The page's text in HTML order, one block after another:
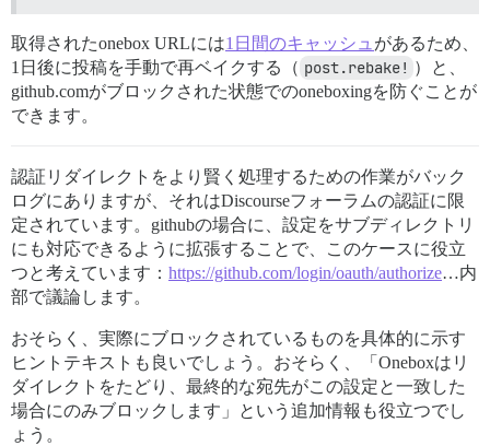
取得されたonebox URLには1日間のキャッシュ があるため、
1日後に投稿を手動で再ベイクする（ post.rebake! ）と、
github.comがブロックされた状態でのoneboxingを防ぐことが
できます。
認証リダイレクトをより賢く処理するための作業がバック
ログにありますが、それはDiscourseフォーラムの認証に限
定されています。githubの場合に、設定をサブディレクトリ
にも対応できるように拡張することで、このケースに役立
つと考えています： https://github.com/login/oauth/authorize…内
部で議論します。
おそらく、実際にブロックされているものを具体的に示す
ヒントテキストも良いでしょう。おそらく、「Oneboxはリ
ダイレクトをたどり、最終的な宛先がこの設定と一致した
場合にのみブロックします」という追加情報も役立つでし
ょう。